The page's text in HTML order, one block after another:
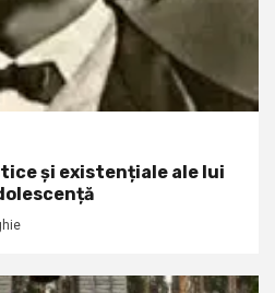
și existențiale ale lui